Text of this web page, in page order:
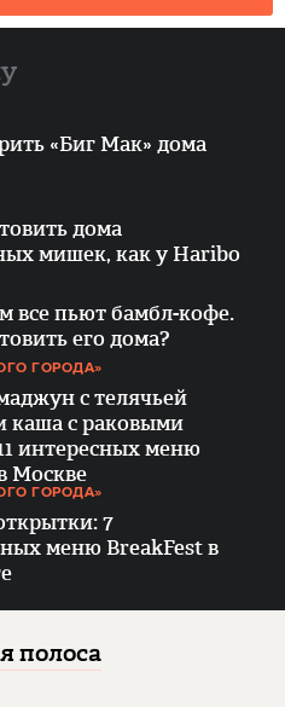
«Биг Мак» дома
дома
мишек, как у Haribo
все пьют бамбл-кофе.
его дома?
ГОРОДА»
с телячьей
каша с раковыми
интересных меню
Москве
ГОРОДА»
7
меню BreakFest в
полоса